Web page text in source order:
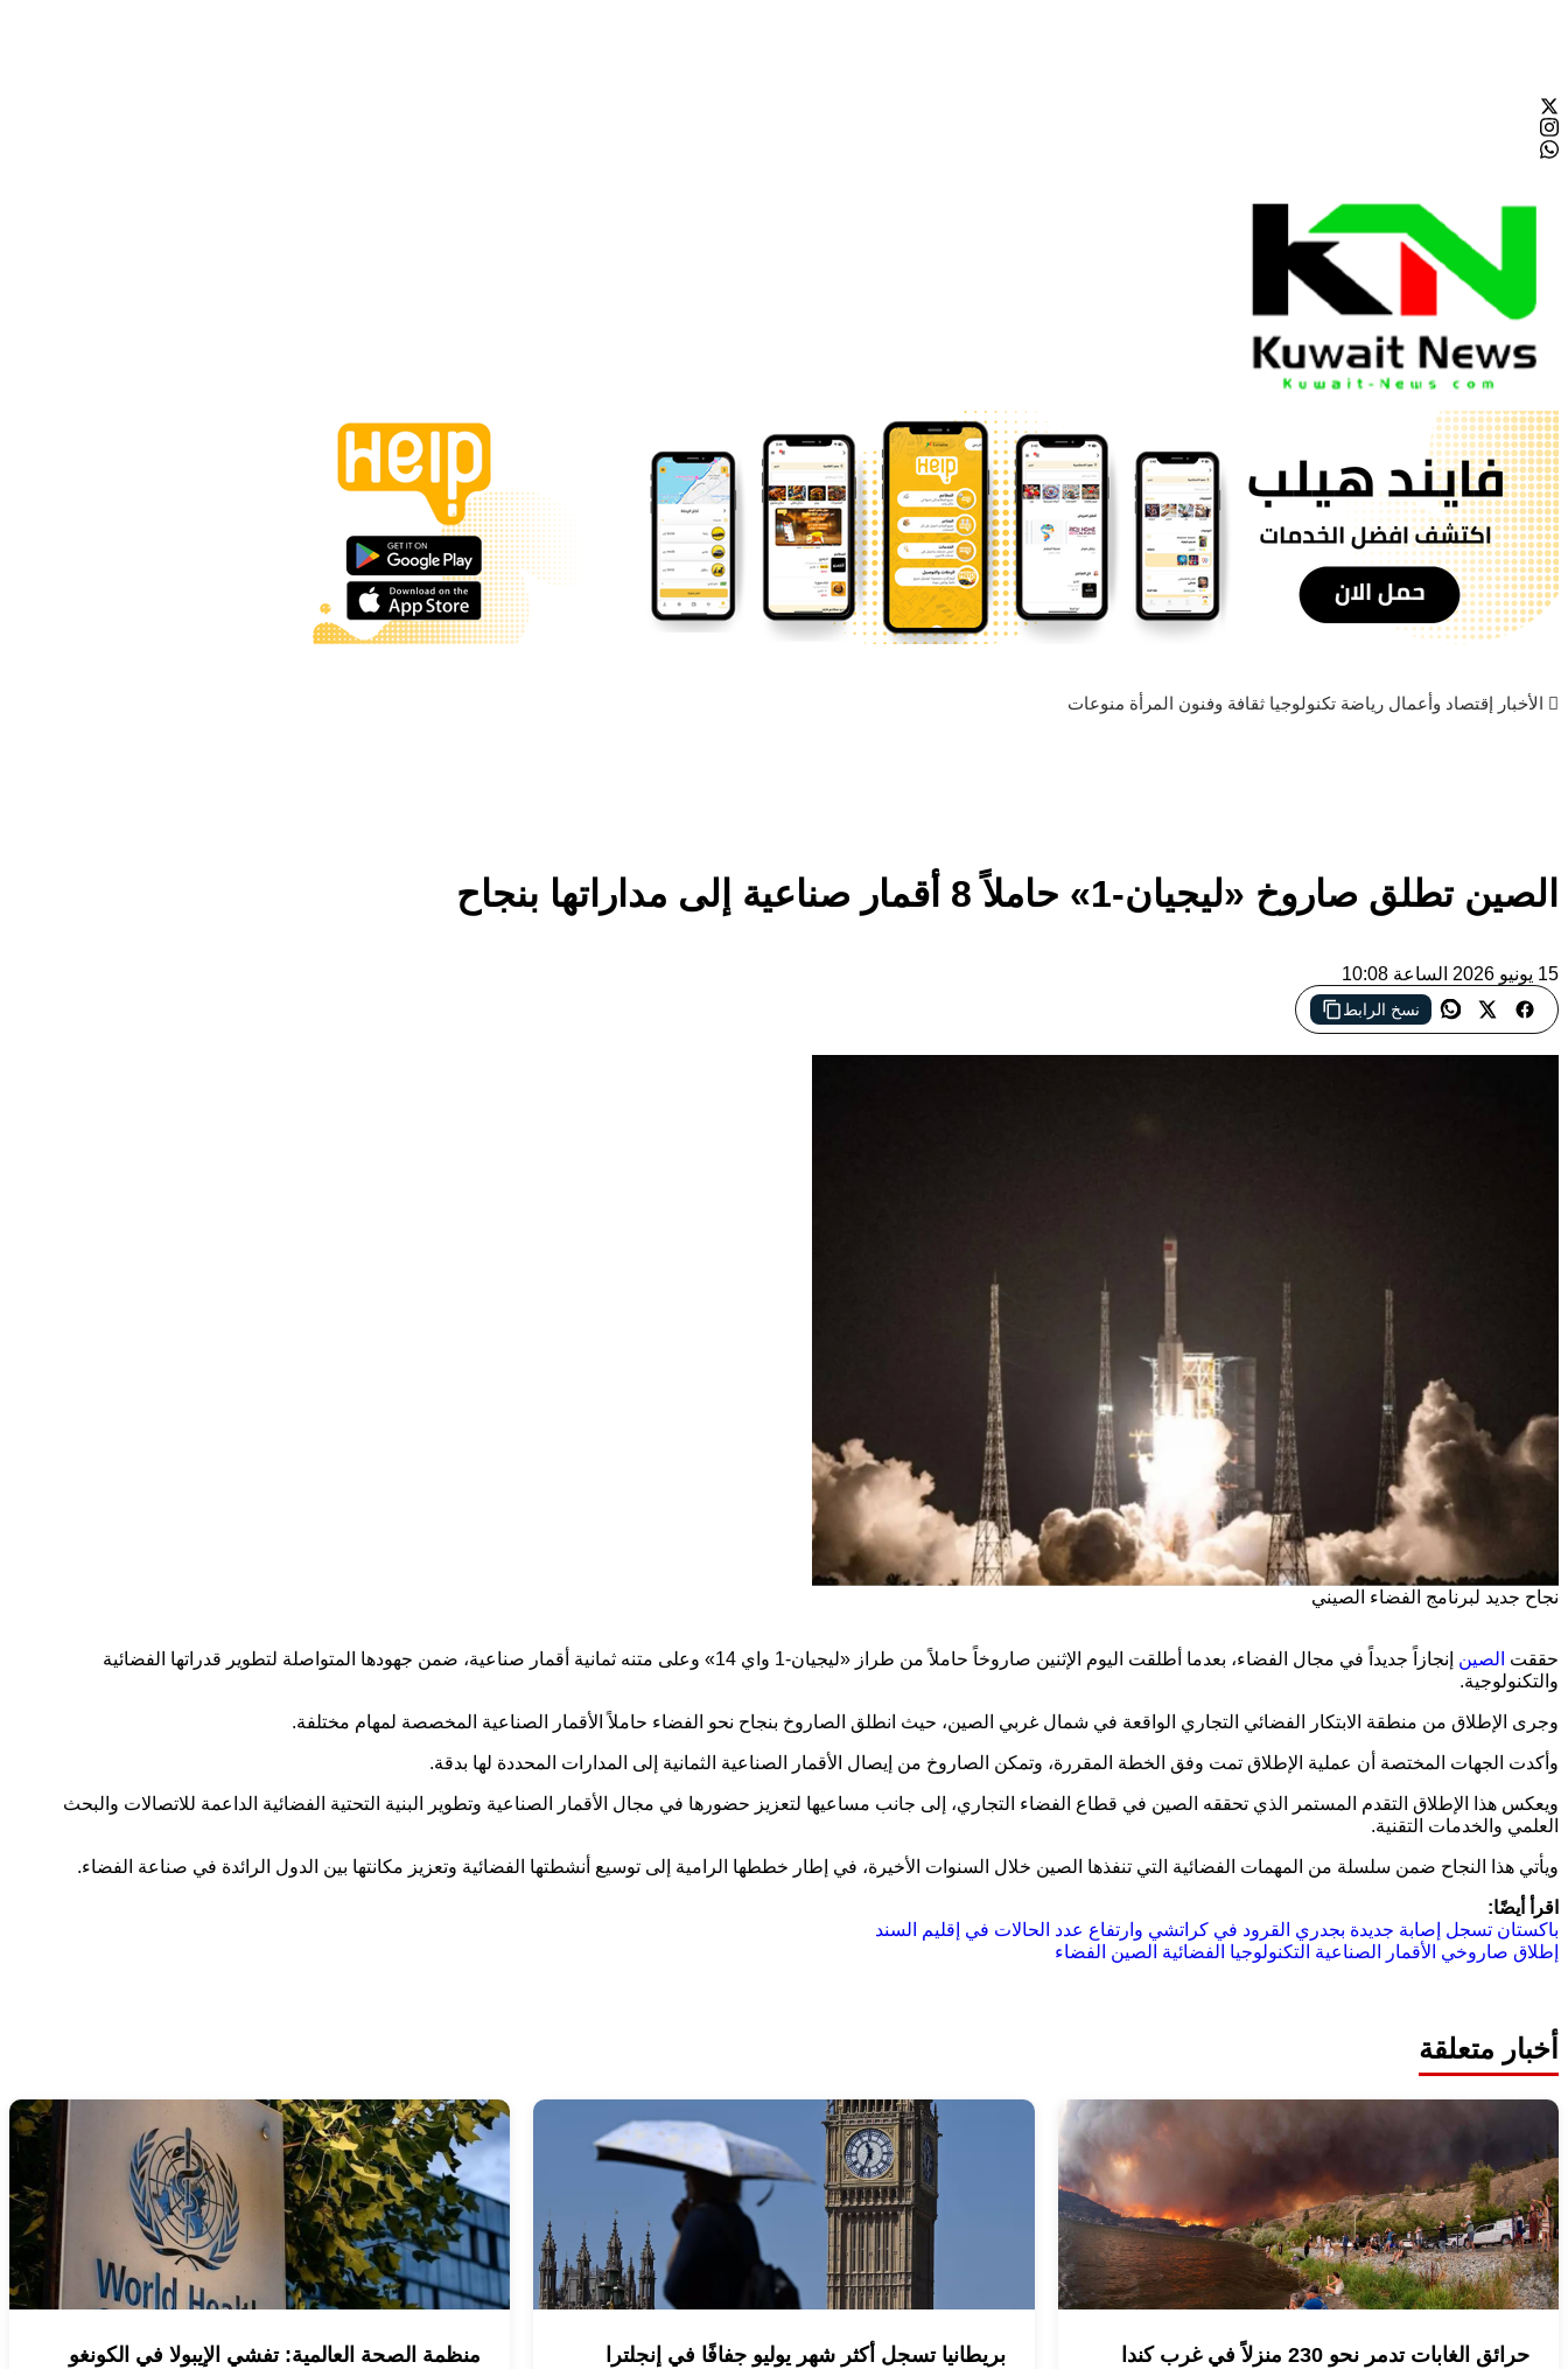
NE
News Elementor
الأخبار إقتصاد وأعمال رياضة تكنولوجيا ثقافة وفنون المرأة منوعات
الصين تطلق صاروخ «ليجيان-1» حاملاً 8 أقمار صناعية إلى مداراتها بنجاح
15 يونيو 2026 الساعة 10:08
نسخ الرابط
نجاح جديد لبرنامج الفضاء الصيني
حققت الصين
إنجازاً جديداً في مجال الفضاء، بعدما أطلقت اليوم الإثنين صاروخاً حاملاً من طراز «ليجيان-1 واي 14» وعلى متنه ثمانية أقمار صناعية، ضمن جهودها المتواصلة لتطوير قدراتها الفضائية
والتكنولوجية.
وجرى الإطلاق من منطقة الابتكار الفضائي التجاري الواقعة في شمال غربي الصين، حيث انطلق الصاروخ بنجاح نحو الفضاء حاملاً الأقمار الصناعية المخصصة لمهام مختلفة.
وأكدت الجهات المختصة أن عملية الإطلاق تمت وفق الخطة المقررة، وتمكن الصاروخ من إيصال الأقمار الصناعية الثمانية إلى المدارات المحددة لها بدقة.
ويعكس هذا الإطلاق التقدم المستمر الذي تحققه الصين في قطاع الفضاء التجاري، إلى جانب مساعيها لتعزيز حضورها في مجال الأقمار الصناعية وتطوير البنية التحتية الفضائية الداعمة للاتصالات والبحث
العلمي والخدمات التقنية.
ويأتي هذا النجاح ضمن سلسلة من المهمات الفضائية التي تنفذها الصين خلال السنوات الأخيرة، في إطار خططها الرامية إلى توسيع أنشطتها الفضائية وتعزيز مكانتها بين الدول الرائدة في صناعة الفضاء.
اقرأ أيضًا:
باكستان تسجل إصابة جديدة بجدري القرود في كراتشي وارتفاع عدد الحالات في إقليم السند
إطلاق صاروخي الأقمار الصناعية التكنولوجيا الفضائية الصين الفضاء
أخبار متعلقة
حرائق الغابات تدمر نحو 230 منزلاً في غرب كندا
بريطانيا تسجل أكثر شهر يوليو جفافًا في إنجلترا
منظمة الصحة العالمية: تفشي الإيبولا في الكونغو